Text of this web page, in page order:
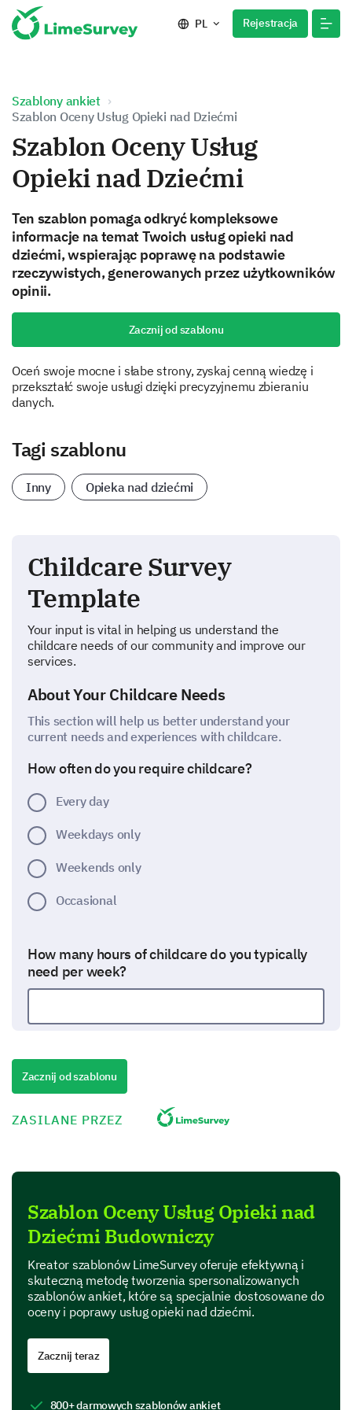
PL Rejestracja
Szablony ankiet
Szablon Oceny Usług Opieki nad Dziećmi
Szablon Oceny Usług
Opieki nad Dziećmi
Ten szablon pomaga odkryć kompleksowe
informacje na temat Twoich usług opieki nad
dziećmi, wspierając poprawę na podstawie
rzeczywistych, generowanych przez użytkowników
opinii.
Zacznij od szablonu
Oceń swoje mocne i słabe strony, zyskaj cenną wiedzę i
przekształć swoje usługi dzięki precyzyjnemu zbieraniu
danych.
Tagi szablonu
Inny Opieka nad dziećmi
Childcare Survey
Template
Your input is vital in helping us understand the
childcare needs of our community and improve our
services.
About Your Childcare Needs
This section will help us better understand your
current needs and experiences with childcare.
How often do you require childcare?
Every day
Weekdays only
Weekends only
Occasional
How many hours of childcare do you typically
need per week?
Your Childcare Provider
This section targets your experiences with your
childcare provider, including satisfaction levels and
areas for improvement.
How satisfied are you overall with your current
childcare provider?
1- Very Dissatisfied
2- Dissatisfied
4- Satisfied
Zacznij od szablonu
ZASILANE PRZEZ
Szablon Oceny Usług Opieki nad
Dziećmi Budowniczy
Kreator szablonów LimeSurvey oferuje efektywną i
skuteczną metodę tworzenia spersonalizowanych
szablonów ankiet, które są specjalnie dostosowane do
oceny i poprawy usług opieki nad dziećmi.
Zacznij teraz
800+ darmowych szablonów ankiet